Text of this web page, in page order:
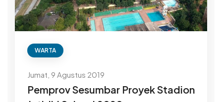
WARTA
Jumat, 9 Agustus 2019
Pemprov Sesumbar Proyek Stadion